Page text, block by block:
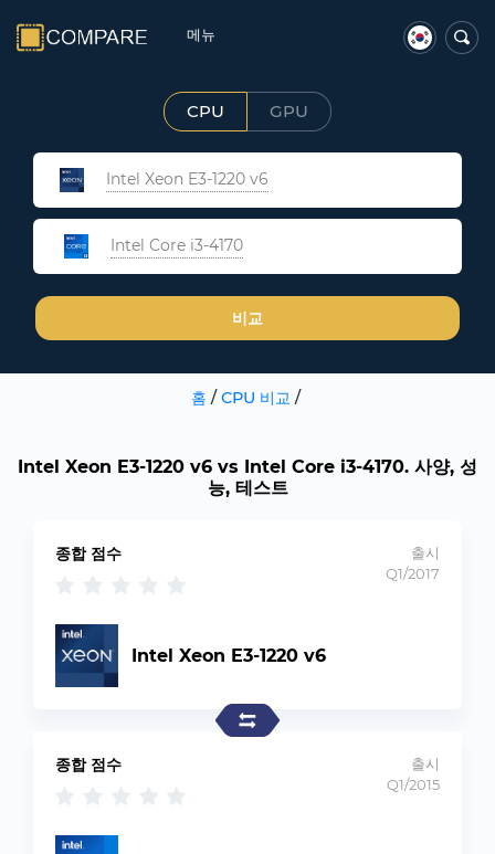
메뉴
CPU GPU
Intel Xeon E3-1220 v6
Intel Core i3-4170
비교
홈 / CPU 비교 /
Intel Xeon E3-1220 v6 vs Intel Core i3-4170. 사양, 성
능, 테스트
종합 점수
출시
Q1/2017
Intel Xeon E3-1220 v6
출시
Q1/2015
종합 점수